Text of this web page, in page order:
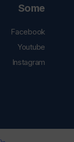
Some
Facebook
Youtube
Instagram